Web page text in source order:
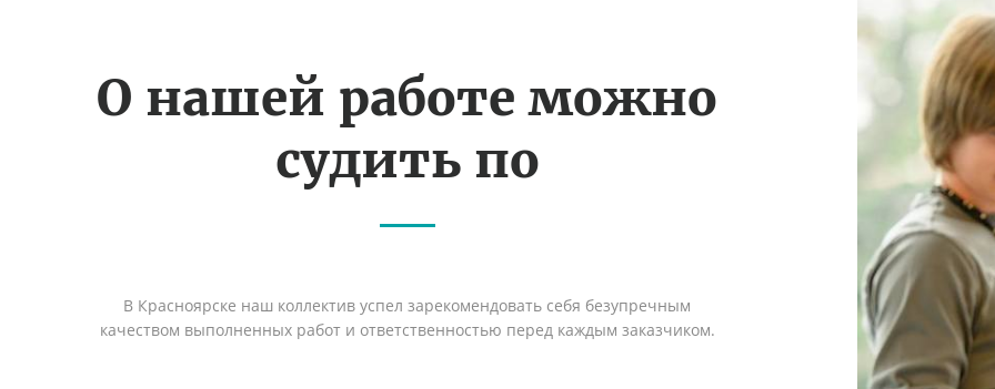
О нашей работе можно
судить по
В Красноярске наш коллектив успел зарекомендовать себя безупречным
качеством выполненных работ и ответственностью перед каждым заказчиком.